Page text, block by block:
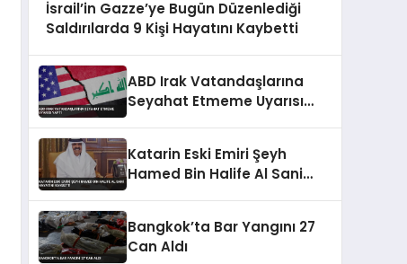
İsrail’in Gazze’ye Bugün Düzenlediği
Saldırılarda 9 Kişi Hayatını Kaybetti
ABD Irak Vatandaşlarına
Seyahat Etmeme Uyarısı
Katarin Eski Emiri Şeyh
Hamed Bin Halife Al Sani
Bangkok’ta Bar Yangını 27
Can Aldı